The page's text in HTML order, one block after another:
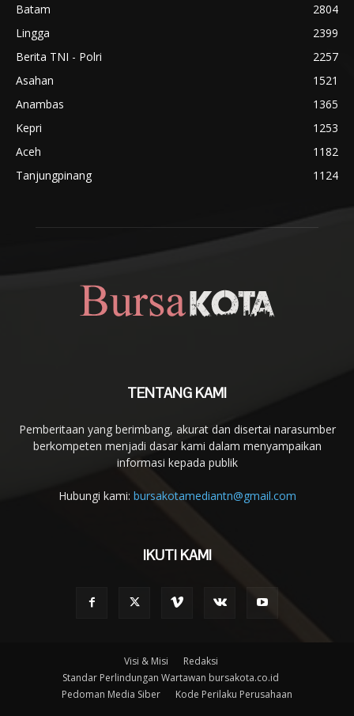
Batam
2804
Lingga
2399
Berita TNI - Polri
2257
Asahan
1521
Anambas
1365
Kepri
1253
Aceh
1182
Tanjungpinang
1124
TENTANG KAMI
Pemberitaan yang berimbang, akurat dan disertai narasumber
berkompeten menjadi dasar kami dalam menyampaikan
informasi kepada publik
Hubungi kami: bursakotamediantn@gmail.com
IKUTI KAMI
Visi & Misi
Redaksi
Standar Perlindungan Wartawan bursakota.co.id
Pedoman Media Siber
Kode Perilaku Perusahaan